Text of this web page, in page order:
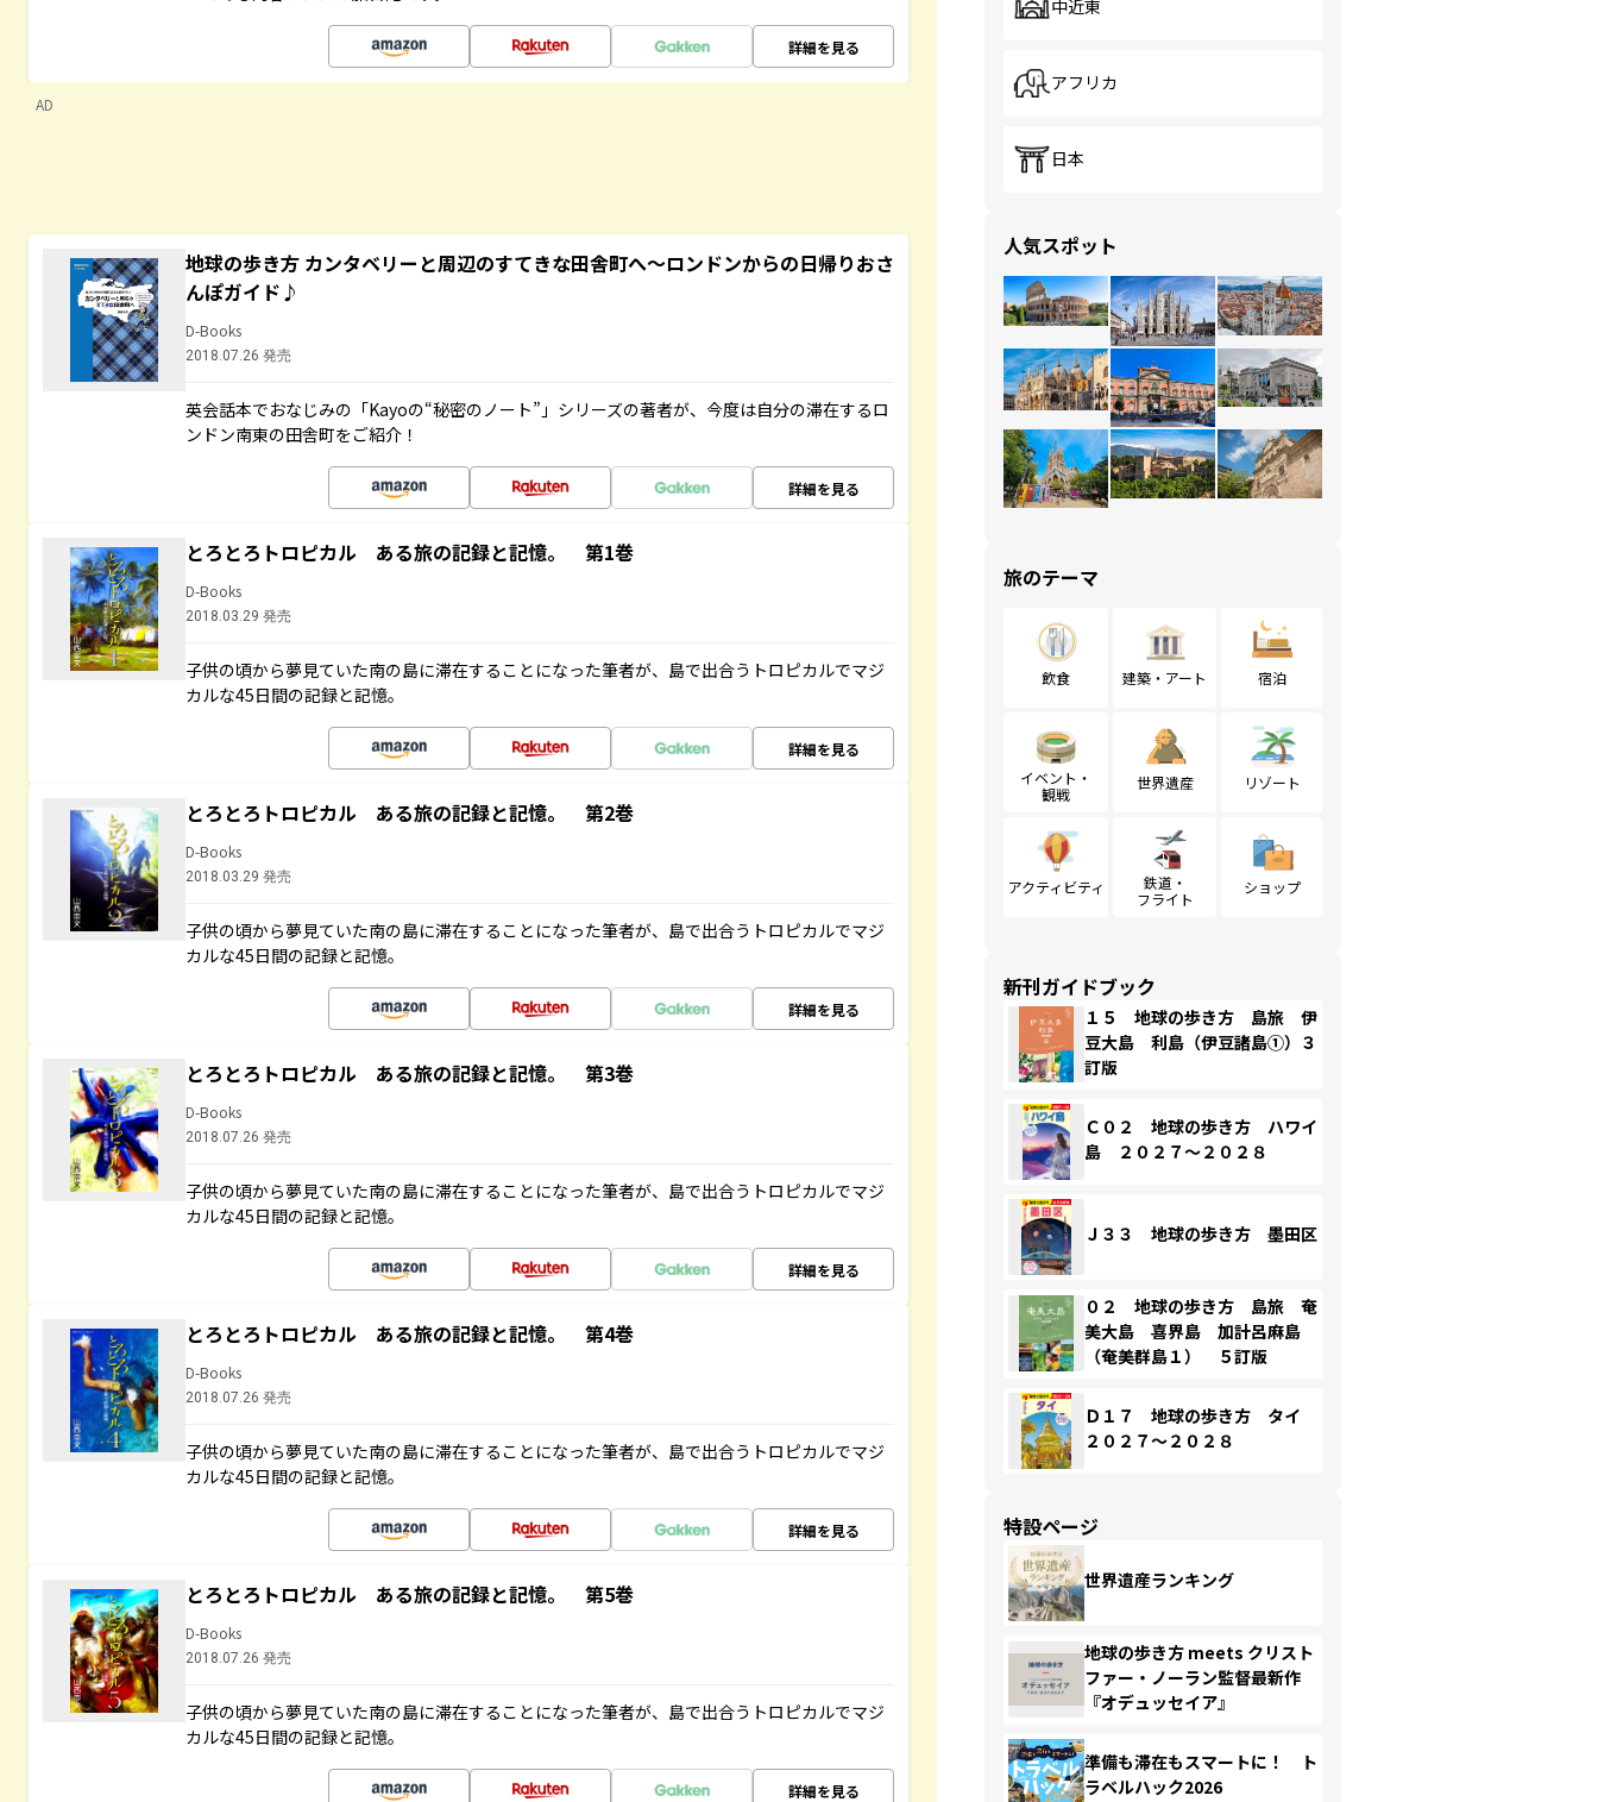
詳細を見る
AD
地球の歩き方 カンタベリーと周辺のすてきな田舎町へ～ロンドンからの日帰りおさ
んぽガイド♪
D-Books
2018.07.26 発売
英会話本でおなじみの「Kayoの“秘密のノート”」シリーズの著者が、今度は自分の滞在するロ
ンドン南東の田舎町をご紹介！
詳細を見る
とろとろトロピカル ある旅の記録と記憶。 第1巻
D-Books
2018.03.29 発売
子供の頃から夢見ていた南の島に滞在することになった筆者が、島で出合うトロピカルでマジ
カルな45日間の記録と記憶。
詳細を見る
とろとろトロピカル ある旅の記録と記憶。 第2巻
D-Books
2018.03.29 発売
子供の頃から夢見ていた南の島に滞在することになった筆者が、島で出合うトロピカルでマジ
カルな45日間の記録と記憶。
詳細を見る
とろとろトロピカル ある旅の記録と記憶。 第3巻
D-Books
2018.07.26 発売
子供の頃から夢見ていた南の島に滞在することになった筆者が、島で出合うトロピカルでマジ
カルな45日間の記録と記憶。
詳細を見る
とろとろトロピカル ある旅の記録と記憶。 第4巻
D-Books
2018.07.26 発売
子供の頃から夢見ていた南の島に滞在することになった筆者が、島で出合うトロピカルでマジ
カルな45日間の記録と記憶。
詳細を見る
とろとろトロピカル ある旅の記録と記憶。 第5巻
D-Books
2018.07.26 発売
子供の頃から夢見ていた南の島に滞在することになった筆者が、島で出合うトロピカルでマジ
カルな45日間の記録と記憶。
詳細を見る
中近東
アフリカ
日本
人気スポット
旅のテーマ
飲食 建築・アート 宿泊
イベント・
観戦
世界遺産 リゾート
アクティビティ
鉄道・
フライト
ショップ
新刊ガイドブック
１５ 地球の歩き方 島旅 伊
豆大島 利島（伊豆諸島①）３
訂版
Ｃ０２ 地球の歩き方 ハワイ
島 ２０２７～２０２８
Ｊ３３ 地球の歩き方 墨田区
０２ 地球の歩き方 島旅 奄
美大島 喜界島 加計呂麻島
（奄美群島１） ５訂版
Ｄ１７ 地球の歩き方 タイ
２０２７～２０２８
特設ページ
世界遺産ランキング
地球の歩き方 meets クリスト
ファー・ノーラン監督最新作
『オデュッセイア』
準備も滞在もスマートに！ ト
ラベルハック2026